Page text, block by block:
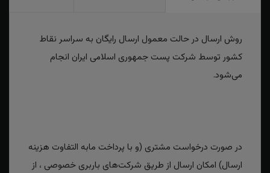
روش ارسال در حالت معمول ارسال رایگان به سراسر نقاط
کشور توسط شرکت پست جمهوری اسلامی ایران انجام
می‌شود.
در صورت درخواست مشتری (و با پرداخت مابه التفاوت هزینه
ارسال) امکان ارسال از طریق شرکت‌های باربری خصوصی ، از